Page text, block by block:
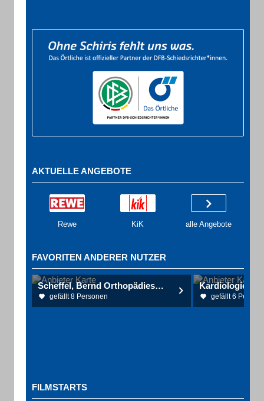
AKTUELLE ANGEBOTE
Rewe KiK alle Angebote
FAVORITEN ANDERER NUTZER
Scheffel, Bernd Orthopädieschuhmachermeister
gefällt 8 Personen gefällt 6
FILMSTARTS